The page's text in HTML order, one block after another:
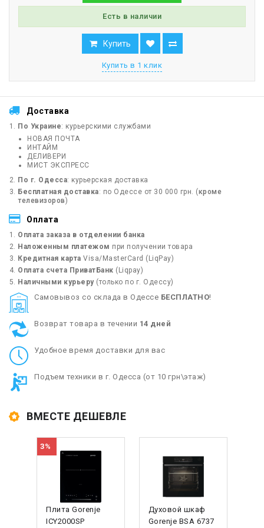
Есть в наличии
Купить
Купить в 1 клик
Доставка
По Украине: курьерскими службами
НОВАЯ ПОЧТА
ИНТАЙМ
ДЕЛИВЕРИ
МИСТ ЭКСПРЕСС
По г. Одесса: курьерская доставка
Бесплатная доставка: по Одессе от 30 000 грн. (кроме
телевизоров)
Оплата
Оплата заказа в отделении банка
Наложенным платежом при получении товара
Кредитная карта Visa/MasterCard (LiqPay)
Оплата счета ПриватБанк (Liqpay)
Наличными курьеру(только по г. Одессу)
Cамовывоз со склада в Одессе БЕСПЛАТНО!
Возврат товара в течении 14 дней
Удобное время доставки для вас
Подъем техники в г. Одесса (от 10 грн\этаж)
ВМЕСТЕ ДЕШЕВЛЕ
3%
Плита Gorenje
ICY2000SP
Духовой шкаф
Gorenje BSA 6737